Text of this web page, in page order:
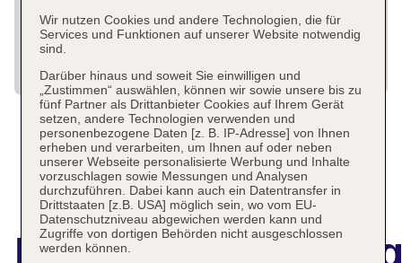
Wir nutzen Cookies und andere Technologien, die für
Services und Funktionen auf unserer Website notwendig
sind.
Darüber hinaus und soweit Sie einwilligen und
„Zustimmen“ auswählen, können wir sowie unsere bis zu
fünf Partner als Drittanbieter Cookies auf Ihrem Gerät
setzen, andere Technologien verwenden und
personenbezogene Daten [z. B. IP-Adresse] von Ihnen
erheben und verarbeiten, um Ihnen auf oder neben
unserer Webseite personalisierte Werbung und Inhalte
vorzuschlagen sowie Messungen und Analysen
durchzuführen. Dabei kann auch ein Datentransfer in
Drittstaaten [z.B. USA] möglich sein, wo vom EU-
Datenschutzniveau abgewichen werden kann und
Zugriffe von dortigen Behörden nicht ausgeschlossen
werden können.